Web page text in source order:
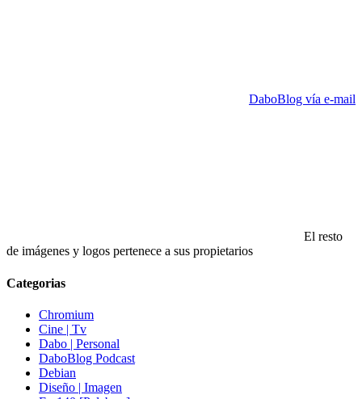
DaboBlog vía e-mail
El resto
de imágenes y logos pertenece a sus propietarios
Categorias
Chromium
Cine | Tv
Dabo | Personal
DaboBlog Podcast
Debian
Diseño | Imagen